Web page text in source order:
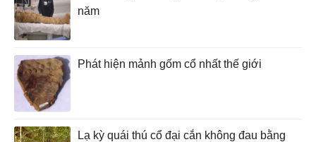
năm
Phát hiện mảnh gốm cổ nhất thế giới
Lạ kỳ quái thú cổ đại cắn không đau bằng